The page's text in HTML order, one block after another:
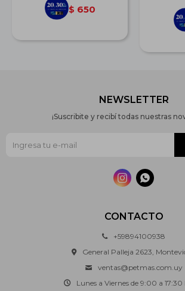
$ 650
CONTACTO
+59894100938
General Palleja 2623,
ventas@petmas.com.uy
Lunes a Viernes de 9:00 a 17:30
NEWSLETTER
¡Suscribite y recibí todas nuestras
 